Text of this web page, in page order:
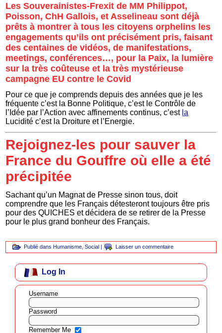
Les Souverainistes-Frexit de MM Philippot,
Poisson, ChH Gallois, et Asselineau sont déjà
prêts à montrer à tous les citoyens orphelins les
engagements qu’ils ont précisément pris, faisant
des centaines de vidéos, de manifestations,
meetings, conférences…, pour la Paix, la lumière
sur la très coûteuse et la très mystérieuse
campagne EU contre le Covid
Pour ce que je comprends depuis des années que je les
fréquente c’est la Bonne Politique, c’est le Contrôle de
l’Idée par l’Action avec affinements continus, c’est la
Lucidité c’est la Droiture et l’Energie.
Rejoignez-les pour sauver la
France du Gouffre où elle a été
précipitée
Sachant qu’un Magnat de Presse sinon tous, doit
comprendre que les Français détesteront toujours être pris
pour des QUICHES et décidera de se retirer de la Presse
pour le plus grand bonheur des Français.
Publié dans Humanisme ,Social | Laisser un commentaire
Log In
Username
Password
Remember Me